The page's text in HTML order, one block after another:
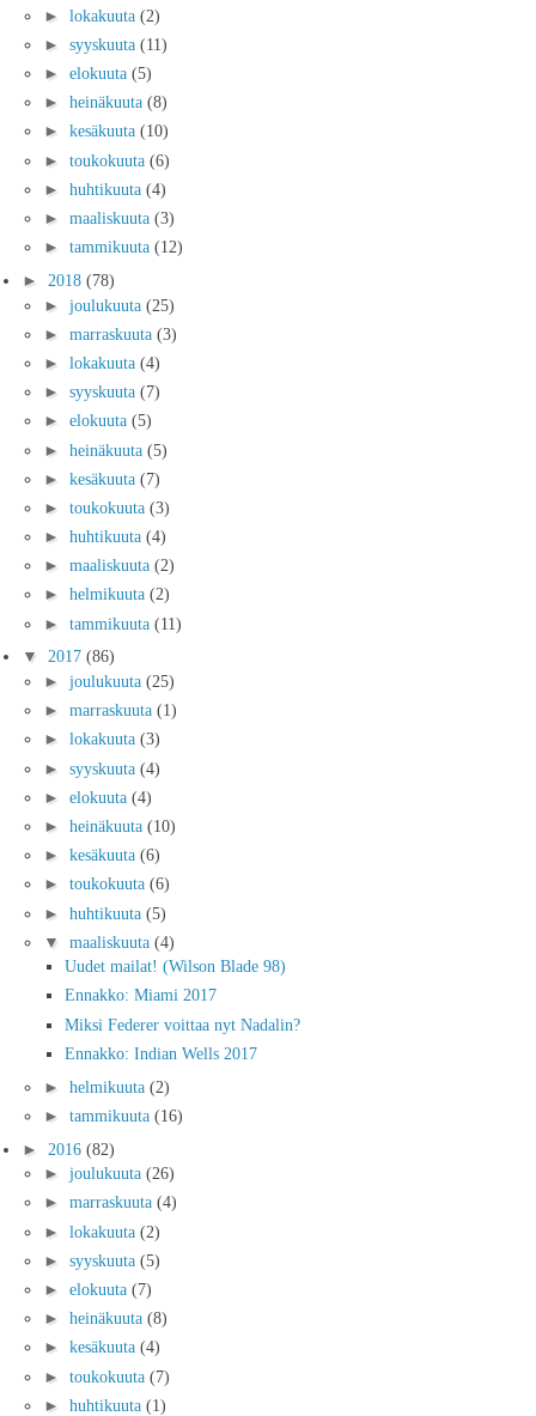
► lokakuuta (2)
► syyskuuta (11)
► elokuuta (5)
► heinäkuuta (8)
► kesäkuuta (10)
► toukokuuta (6)
► huhtikuuta (4)
► maaliskuuta (3)
► tammikuuta (12)
► 2018 (78)
► joulukuuta (25)
► marraskuuta (3)
► lokakuuta (4)
► syyskuuta (7)
► elokuuta (5)
► heinäkuuta (5)
► kesäkuuta (7)
► toukokuuta (3)
► huhtikuuta (4)
► maaliskuuta (2)
► helmikuuta (2)
► tammikuuta (11)
▼ 2017 (86)
► joulukuuta (25)
► marraskuuta (1)
► lokakuuta (3)
► syyskuuta (4)
► elokuuta (4)
► heinäkuuta (10)
► kesäkuuta (6)
► toukokuuta (6)
► huhtikuuta (5)
▼ maaliskuuta (4)
Uudet mailat! (Wilson Blade 98)
Ennakko: Miami 2017
Miksi Federer voittaa nyt Nadalin?
Ennakko: Indian Wells 2017
► helmikuuta (2)
► tammikuuta (16)
► 2016 (82)
► joulukuuta (26)
► marraskuuta (4)
► lokakuuta (2)
► syyskuuta (5)
► elokuuta (7)
► heinäkuuta (8)
► kesäkuuta (4)
► toukokuuta (7)
► huhtikuuta (1)